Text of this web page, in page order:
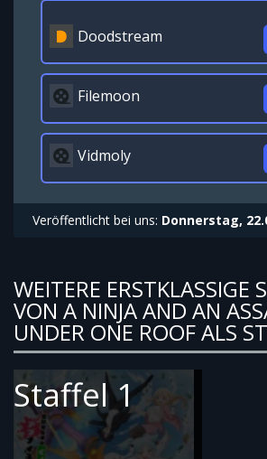
Doodstream
Filemoon
Vidmoly
Veröffentlicht bei uns: Donnerstag,
WEITERE ERSTKLASSIGE
VON A NINJA AND AN
UNDER ONE ROOF ALS
Staffel 1